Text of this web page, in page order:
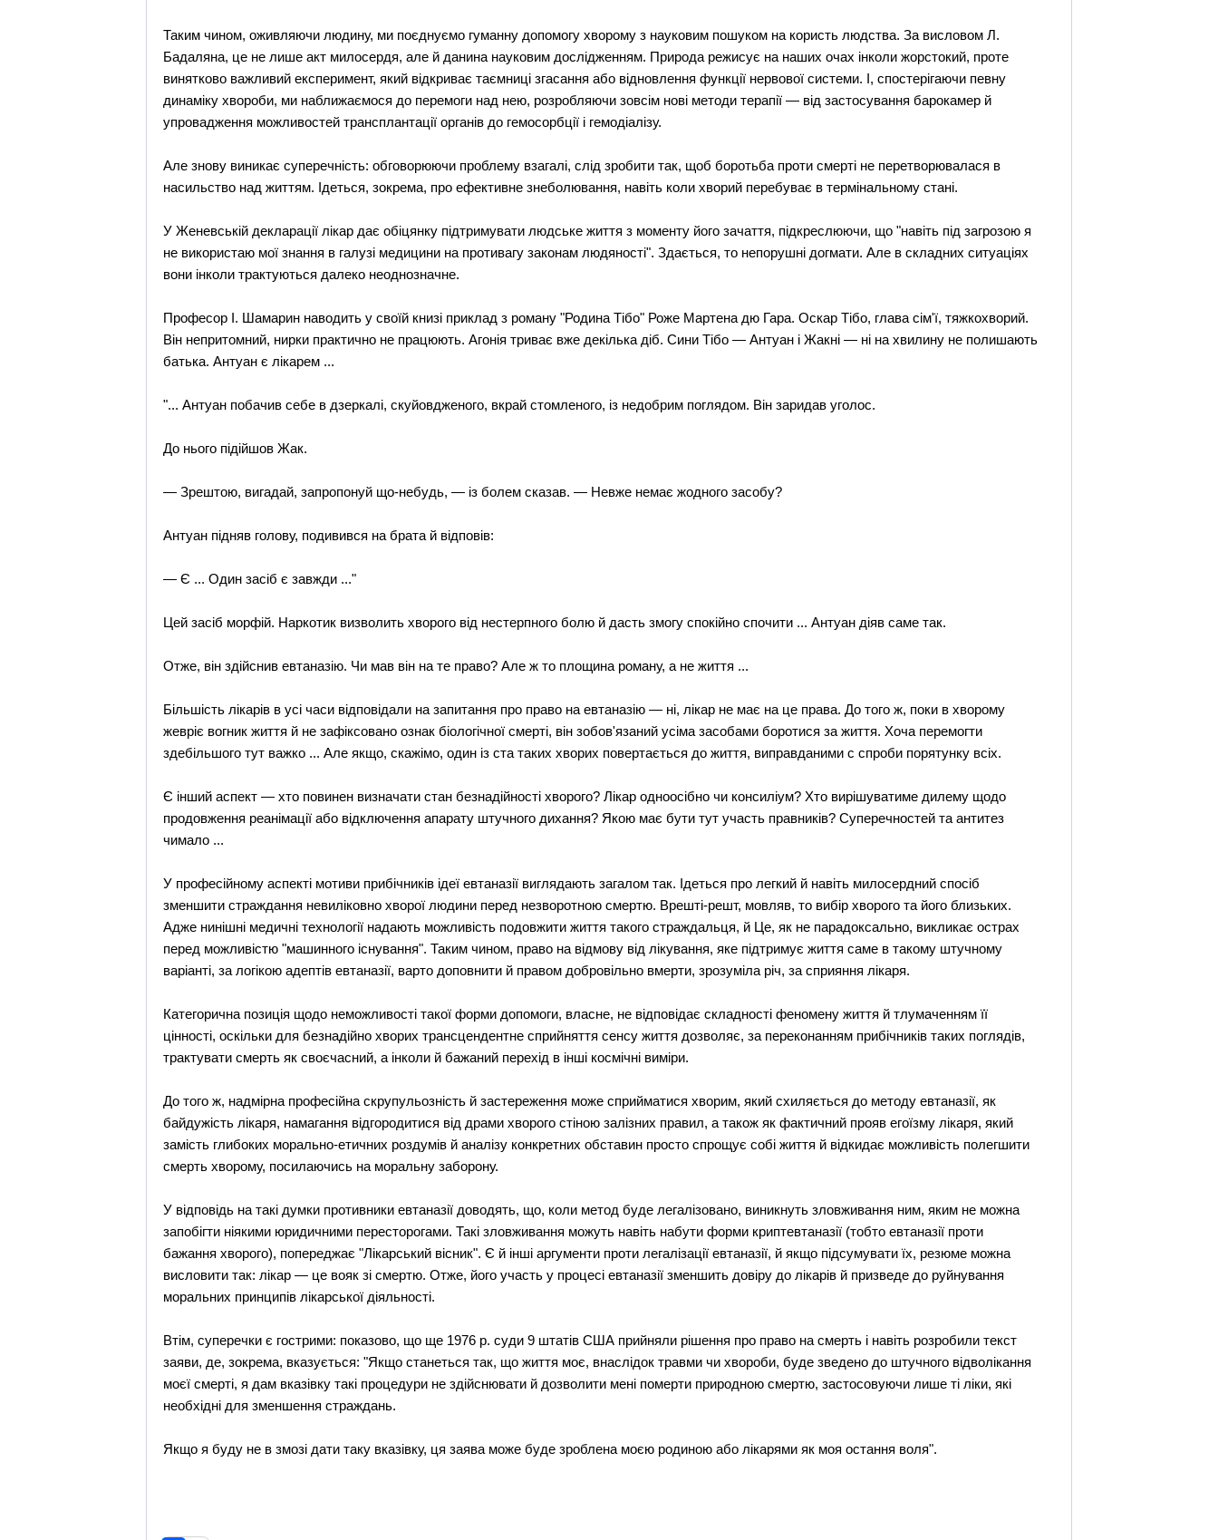
Таким чином, оживляючи людину, ми поєднуємо гуманну допомогу хворому з науковим пошуком на користь людства. За висловом Л.
Бадаляна, це не лише акт милосердя, але й данина науковим дослідженням. Природа режисує на наших очах інколи жорстокий, проте
винятково важливий експеримент, який відкриває таємниці згасання або відновлення функції нервової системи. І, спостерігаючи певну
динаміку хвороби, ми наближаємося до перемоги над нею, розробляючи зовсім нові методи терапії — від застосування барокамер й
упровадження можливостей трансплантації органів до гемосорбції і гемодіалізу.
Але знову виникає суперечність: обговорюючи проблему взагалі, слід зробити так, щоб боротьба проти смерті не перетворювалася в
насильство над життям. Ідеться, зокрема, про ефективне знеболювання, навіть коли хворий перебуває в термінальному стані.
У Женевській декларації лікар дає обіцянку підтримувати людське життя з моменту його зачаття, підкреслюючи, що "навіть під загрозою я
не використаю мої знання в галузі медицини на противагу законам людяності". Здається, то непорушні догмати. Але в складних ситуаціях
вони інколи трактуються далеко неоднозначне.
Професор І. Шамарин наводить у своїй книзі приклад з роману "Родина Тібо" Роже Мартена дю Гара. Оскар Тібо, глава сім'ї, тяжкохворий.
Він непритомний, нирки практично не працюють. Агонія триває вже декілька діб. Сини Тібо — Антуан і Жакні — ні на хвилину не полишають
батька. Антуан є лікарем ...
"... Антуан побачив себе в дзеркалі, скуйовдженого, вкрай стомленого, із недобрим поглядом. Він заридав уголос.
До нього підійшов Жак.
— Зрештою, вигадай, запропонуй що-небудь, — із болем сказав. — Невже немає жодного засобу?
Антуан підняв голову, подивився на брата й відповів:
— Є ... Один засіб є завжди ..."
Цей засіб морфій. Наркотик визволить хворого від нестерпного болю й дасть змогу спокійно спочити ... Антуан діяв саме так.
Отже, він здійснив евтаназію. Чи мав він на те право? Але ж то площина роману, а не життя ...
Більшість лікарів в усі часи відповідали на запитання про право на евтаназію — ні, лікар не має на це права. До того ж, поки в хворому
жевріє вогник життя й не зафіксовано ознак біологічної смерті, він зобов'язаний усіма засобами боротися за життя. Хоча перемогти
здебільшого тут важко ... Але якщо, скажімо, один із ста таких хворих повертається до життя, виправданими с спроби порятунку всіх.
Є інший аспект — хто повинен визначати стан безнадійності хворого? Лікар одноосібно чи консиліум? Хто вирішуватиме дилему щодо
продовження реанімації або відключення апарату штучного дихання? Якою має бути тут участь правників? Суперечностей та антитез
чимало ...
У професійному аспекті мотиви прибічників ідеї евтаназії виглядають загалом так. Ідеться про легкий й навіть милосердний спосіб
зменшити страждання невиліковно хворої людини перед незворотною смертю. Врешті-решт, мовляв, то вибір хворого та його близьких.
Адже нинішні медичні технології надають можливість подовжити життя такого страждальця, й Це, як не парадоксально, викликає острах
перед можливістю "машинного існування". Таким чином, право на відмову від лікування, яке підтримує життя саме в такому штучному
варіанті, за логікою адептів евтаназії, варто доповнити й правом добровільно вмерти, зрозуміла річ, за сприяння лікаря.
Категорична позиція щодо неможливості такої форми допомоги, власне, не відповідає складності феномену життя й тлумаченням її
цінності, оскільки для безнадійно хворих трансцендентне сприйняття сенсу життя дозволяє, за переконанням прибічників таких поглядів,
трактувати смерть як своєчасний, а інколи й бажаний перехід в інші космічні виміри.
До того ж, надмірна професійна скрупульозність й застереження може сприйматися хворим, який схиляється до методу евтаназії, як
байдужість лікаря, намагання відгородитися від драми хворого стіною залізних правил, а також як фактичний прояв егоїзму лікаря, який
замість глибоких морально-етичних роздумів й аналізу конкретних обставин просто спрощує собі життя й відкидає можливість полегшити
смерть хворому, посилаючись на моральну заборону.
У відповідь на такі думки противники евтаназії доводять, що, коли метод буде легалізовано, виникнуть зловживання ним, яким не можна
запобігти ніякими юридичними пересторогами. Такі зловживання можуть навіть набути форми криптевтаназії (тобто евтаназії проти
бажання хворого), попереджає "Лікарський вісник". Є й інші аргументи проти легалізації евтаназії, й якщо підсумувати їх, резюме можна
висловити так: лікар — це вояк зі смертю. Отже, його участь у процесі евтаназії зменшить довіру до лікарів й призведе до руйнування
моральних принципів лікарської діяльності.
Втім, суперечки є гострими: показово, що ще 1976 р. суди 9 штатів США прийняли рішення про право на смерть і навіть розробили текст
заяви, де, зокрема, вказується: "Якщо станеться так, що життя моє, внаслідок травми чи хвороби, буде зведено до штучного відволікання
моєї смерті, я дам вказівку такі процедури не здійснювати й дозволити мені померти природною смертю, застосовуючи лише ті ліки, які
необхідні для зменшення страждань.
Якщо я буду не в змозі дати таку вказівку, ця заява може буде зроблена моєю родиною або лікарями як моя остання воля".